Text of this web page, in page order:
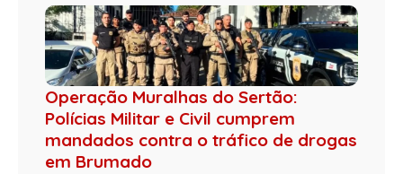
Operação Muralhas do Sertão:
Polícias Militar e Civil cumprem
mandados contra o tráfico de drogas
em Brumado